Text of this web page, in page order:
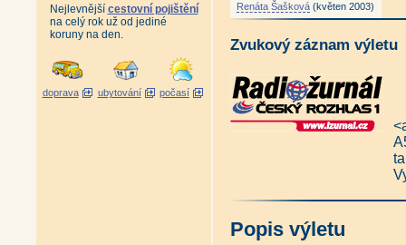
Nejlevnější cestovní pojištění
na celý rok už od jediné
koruny na den.
doprava ubytování počasí
Renáta Šašková (květen 2003)
Zvukový záznam výletu
Popis výletu